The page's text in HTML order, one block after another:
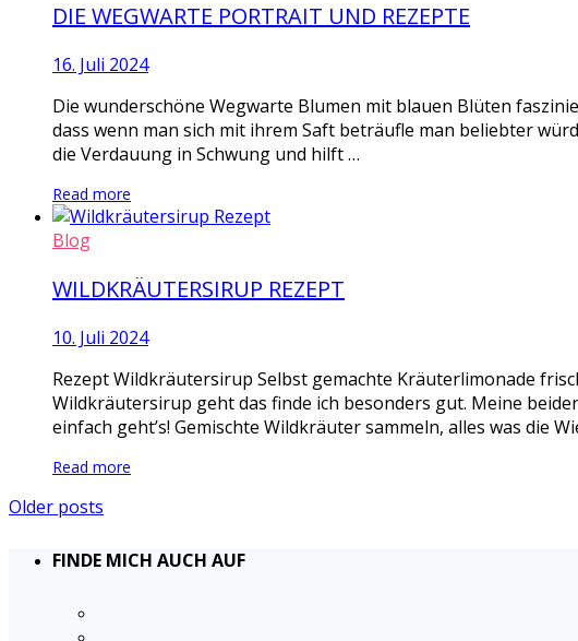
DIE WEGWARTE PORTRAIT UND REZEPTE
16. Juli 2024
Die wunderschöne Wegwarte Blumen mit blauen Blüten
dass wenn man sich mit ihrem Saft beträufle man beliebter
die Verdauung in Schwung und hilft …
Read more
Blog
WILDKRÄUTERSIRUP REZEPT
10. Juli 2024
Rezept Wildkräutersirup Selbst gemachte Kräuterlimonade
Wildkräutersirup geht das finde ich besonders gut. Meine
einfach geht’s! Gemischte Wildkräuter sammeln, alles was die
Read more
Older posts
FINDE MICH AUCH AUF